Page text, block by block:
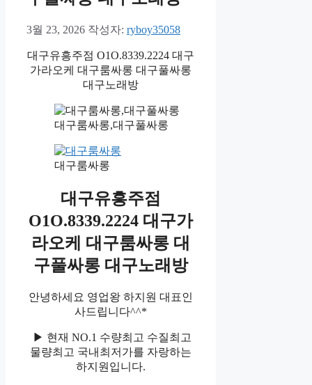
3월 23, 2026 작성자: ryboy35058
대구유흥주점 O1O.8339.2224 대구
가라오케 대구룸싸롱 대구풀싸롱
대구노래방
대구룸싸롱,대구풀싸롱
대구룸싸롱
대구유흥주점
O1O.8339.2224 대구가
라오케 대구룸싸롱 대
구풀싸롱 대구노래방
안녕하세요 영업왕 하지원 대표인
사드립니다^^*
▶ 현재 NO.1 수량최고 수질최고
물량최고 국내최저가를 자랑하는
하지원입니다.